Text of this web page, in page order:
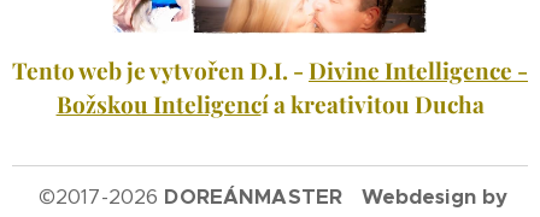
Tento web je vytvořen D.I. -Divine Intelligence -
Božskou Inteligencí a kreativitou Ducha
©2017-2026 DOREÁNMASTER Webdesign by